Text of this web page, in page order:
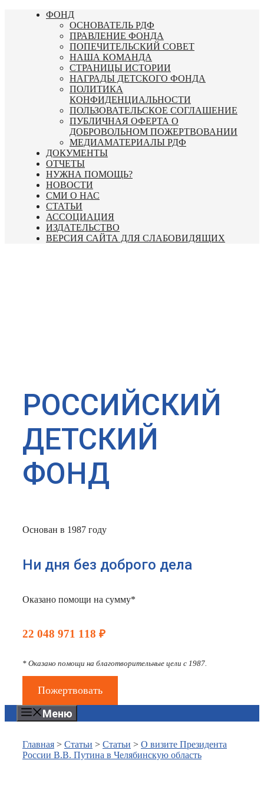
Перейти
ФОНД
ОСНОВАТЕЛЬ РДФ
ПРАВЛЕНИЕ ФОНДА
ПОПЕЧИТЕЛЬСКИЙ СОВЕТ
НАША КОМАНДА
СТРАНИЦЫ ИСТОРИИ
НАГРАДЫ ДЕТСКОГО ФОНДА
ПОЛИТИКА
КОНФИДЕНЦИАЛЬНОСТИ
ПОЛЬЗОВАТЕЛЬСКОЕ СОГЛАШЕНИЕ
ПУБЛИЧНАЯ ОФЕРТА О
ДОБРОВОЛЬНОМ ПОЖЕРТВОВАНИИ
МЕДИАМАТЕРИАЛЫ РДФ
ДОКУМЕНТЫ
ОТЧЕТЫ
НУЖНА ПОМОЩЬ?
НОВОСТИ
СМИ О НАС
СТАТЬИ
АССОЦИАЦИЯ
ИЗДАТЕЛЬСТВО
ВЕРСИЯ САЙТА ДЛЯ СЛАБОВИДЯЩИХ
РОССИЙСКИЙ
ДЕТСКИЙ
ФОНД
Основан в 1987 году
Ни дня без доброго дела
Оказано помощи на сумму*
22 048 971 118 ₽
* Оказано помощи на благотворительные цели с 1987.
Пожертвовать
Меню
Главная > Статьи > Статьи > О визите Президента
России В.В. Путина в Челябинскую область